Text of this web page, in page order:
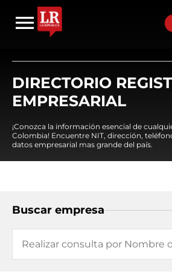
DIRECTORIO
EMPRESARIAL
¡Conozca la información esencial de
Colombia! Encuentre NIT, dirección,
datos empresarial mas grande del país.
Buscar empresa